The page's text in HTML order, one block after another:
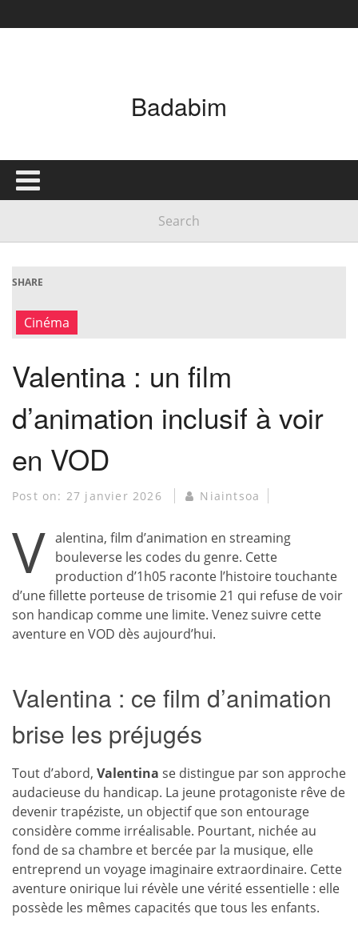
Badabim
SHARE
Cinéma
Valentina : un film
d’animation inclusif à voir
en VOD
Post on: 27 janvier 2026 Niaintsoa
V alentina, film d’animation en streaming
bouleverse les codes du genre. Cette
production d’1h05 raconte l’histoire touchante
d’une fillette porteuse de trisomie 21 qui refuse de voir
son handicap comme une limite. Venez suivre cette
aventure en VOD dès aujourd’hui.
Valentina : ce film d’animation
brise les préjugés
Tout d’abord, Valentina se distingue par son approche
audacieuse du handicap. La jeune protagoniste rêve de
devenir trapéziste, un objectif que son entourage
considère comme irréalisable. Pourtant, nichée au
fond de sa chambre et bercée par la musique, elle
entreprend un voyage imaginaire extraordinaire. Cette
aventure onirique lui révèle une vérité essentielle : elle
possède les mêmes capacités que tous les enfants.